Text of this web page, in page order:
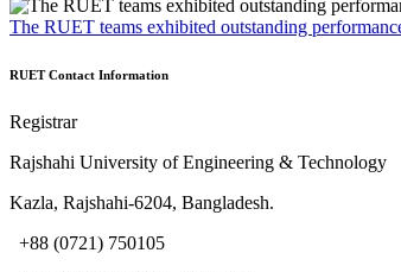
The RUET teams exhibited outstanding
RUET Contact Information
Registrar
Rajshahi University of Engineering & Technology
Kazla, Rajshahi-6204, Bangladesh.
+88 (0721) 750105